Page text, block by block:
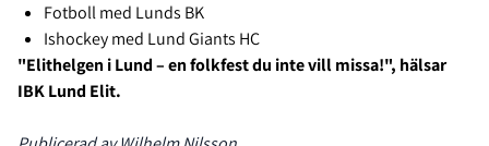
Fotboll med Lunds BK
Ishockey med Lund Giants HC
"Elithelgen i Lund – en folkfest du inte vill missa!", hälsar
IBK Lund Elit.